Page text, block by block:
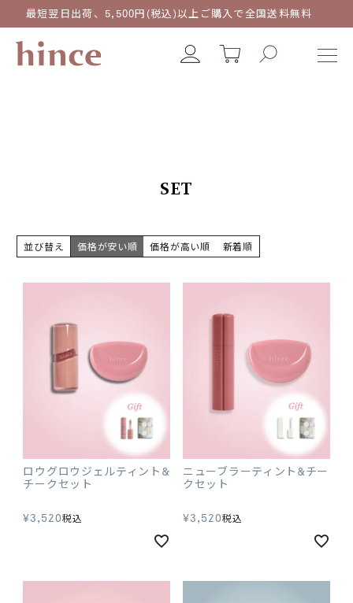
最短翌日出荷、5,500円(税込)以上ご購入で全国送料無料
SET
並び替え 価格が安い順 価格が高い順 新着順
ロウグロウジェルティント&
チークセット
¥3,520税込
ニューブラーティント&チー
クセット
¥3,520税込